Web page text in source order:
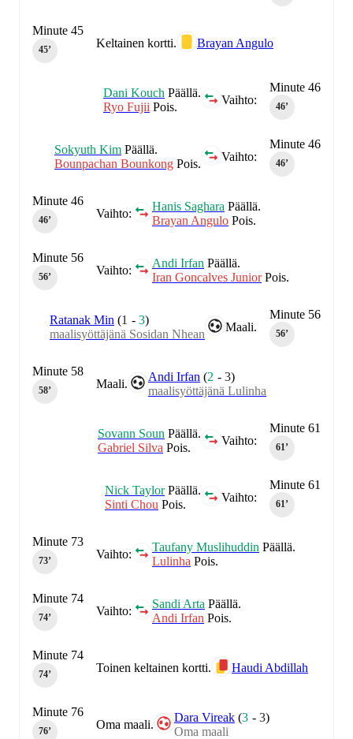
Keltainen kortti. Brayan Angulo
Minute 45
45‎’‎
Minute 46
46‎’‎
Vaihto:
Dani Kouch Päällä.
Ryo Fujii Pois.
Minute 46
46‎’‎
Vaihto:
Sokyuth Kim Päällä.
Bounpachan Bounkong Pois.
Vaihto:
Hanis Saghara Päällä.
Brayan Angulo Pois.
Minute 46
46‎’‎
Vaihto:
Andi Irfan Päällä.
Iran Goncalves JuniorPois.
Minute 56
56‎’‎
Minute 56
56‎’‎
Maali.
Ratanak Min (1 -3)
maalisyöttäjänä Sosidan Nhean
Maali.
Andi Irfan (2 -3)
maalisyöttäjänä Lulinha
Minute 58
58‎’‎
Minute 61
61‎’‎
Vaihto:
Sovann Soun Päällä.
Gabriel Silva Pois.
Minute 61
61‎’‎
Vaihto:
Nick TaylorPäällä.
Sinti Chou Pois.
Vaihto:
Taufany Muslihuddin Päällä.
Lulinha Pois.
Minute 73
73‎’‎
Vaihto:
Sandi Arta Päällä.
Andi Irfan Pois.
Minute 74
74‎’‎
Toinen keltainen kortti. Haudi Abdillah
Minute 74
74‎’‎
Oma maali.
Dara Vireak (3 -3)
Oma maali
Minute 76
76‎’‎